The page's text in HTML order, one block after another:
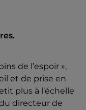
de l’espoir »,
et de prise en
plus à l’échelle
directeur de